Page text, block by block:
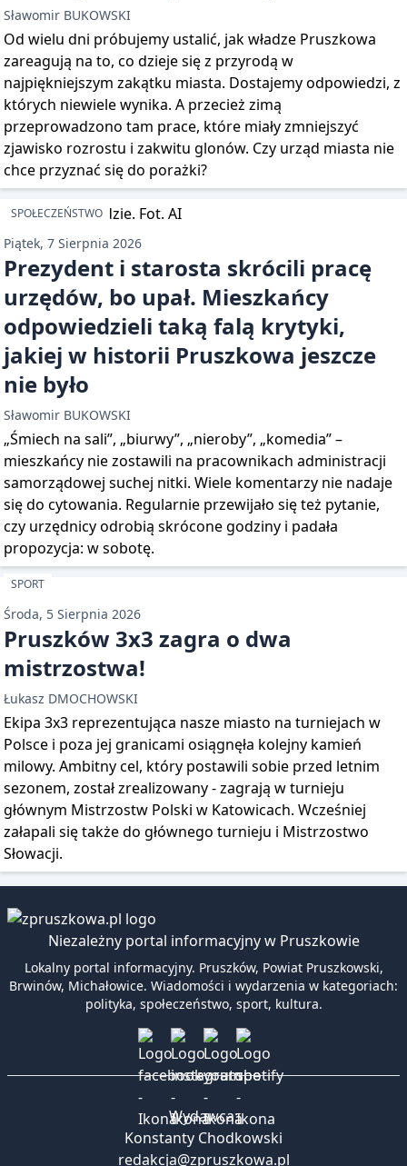
Sławomir BUKOWSKI
Od wielu dni próbujemy ustalić, jak władze Pruszkowa
zareagują na to, co dzieje się z przyrodą w
najpiękniejszym zakątku miasta. Dostajemy odpowiedzi, z
których niewiele wynika. A przecież zimą
przeprowadzono tam prace, które miały zmniejszyć
zjawisko rozrostu i zakwitu glonów. Czy urząd miasta nie
chce przyznać się do porażki?
SPOŁECZEŃSTWO
Piątek, 7 Sierpnia 2026
Prezydent i starosta skrócili pracę
urzędów, bo upał. Mieszkańcy
odpowiedzieli taką falą krytyki,
jakiej w historii Pruszkowa jeszcze
nie było
Sławomir BUKOWSKI
„Śmiech na sali”, „biurwy”, „nieroby”, „komedia” –
mieszkańcy nie zostawili na pracownikach administracji
samorządowej suchej nitki. Wiele komentarzy nie nadaje
się do cytowania. Regularnie przewijało się też pytanie,
czy urzędnicy odrobią skrócone godziny i padała
propozycja: w sobotę.
SPORT
Środa, 5 Sierpnia 2026
Pruszków 3x3 zagra o dwa
mistrzostwa!
Łukasz DMOCHOWSKI
Ekipa 3x3 reprezentująca nasze miasto na turniejach w
Polsce i poza jej granicami osiągnęła kolejny kamień
milowy. Ambitny cel, który postawili sobie przed letnim
sezonem, został zrealizowany - zagrają w turnieju
głównym Mistrzostw Polski w Katowicach. Wcześniej
załapali się także do głównego turnieju i Mistrzostwo
Słowacji.
Niezależny portal informacyjny w Pruszkowie
Lokalny portal informacyjny. Pruszków, Powiat Pruszkowski,
Brwinów, Michałowice. Wiadomości i wydarzenia w kategoriach:
polityka, społeczeństwo, sport, kultura.
Wydawca:
Konstanty Chodkowski
redakcja@zpruszkowa.pl